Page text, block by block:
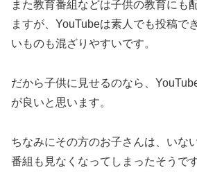
また教育番組などは子供の教育にも
ますが、YouTubeは素人でも投稿で
いものも混ざりやすいです。
だから子供に見せるのなら、
が良いと思います。
ちなみにその方のお子さんは、いな
番組も見なくなってしまったそうです